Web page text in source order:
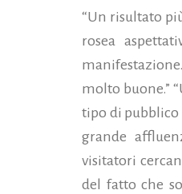
“Un risultato
rosea
molto buone.”
tipo di pubblico
grande
visitatori
del fatto che